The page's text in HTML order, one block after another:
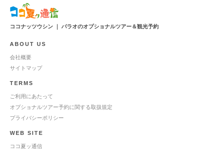
ココナッツウシン ｜ パラオのオプショナルツアー＆観光予約
ABOUT US
会社概要
サイトマップ
TERMS
ご利用にあたって
オプショナルツアー予約に関する取扱規定
プライバシーポリシー
WEB SITE
ココ夏ッ通信